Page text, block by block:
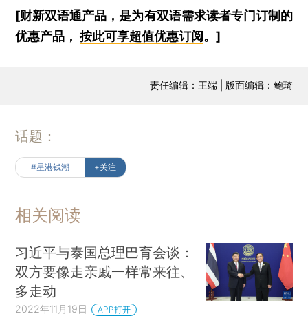
[财新双语通产品，是为有双语需求读者专门订制的
优惠产品，按此可享超值优惠订阅。]
责任编辑：王端 | 版面编辑：鲍琦
话题：
#星港钱潮 +关注
相关阅读
习近平与泰国总理巴育会谈：
双方要像走亲戚一样常来往、
多走动
2022年11月19日 APP打开